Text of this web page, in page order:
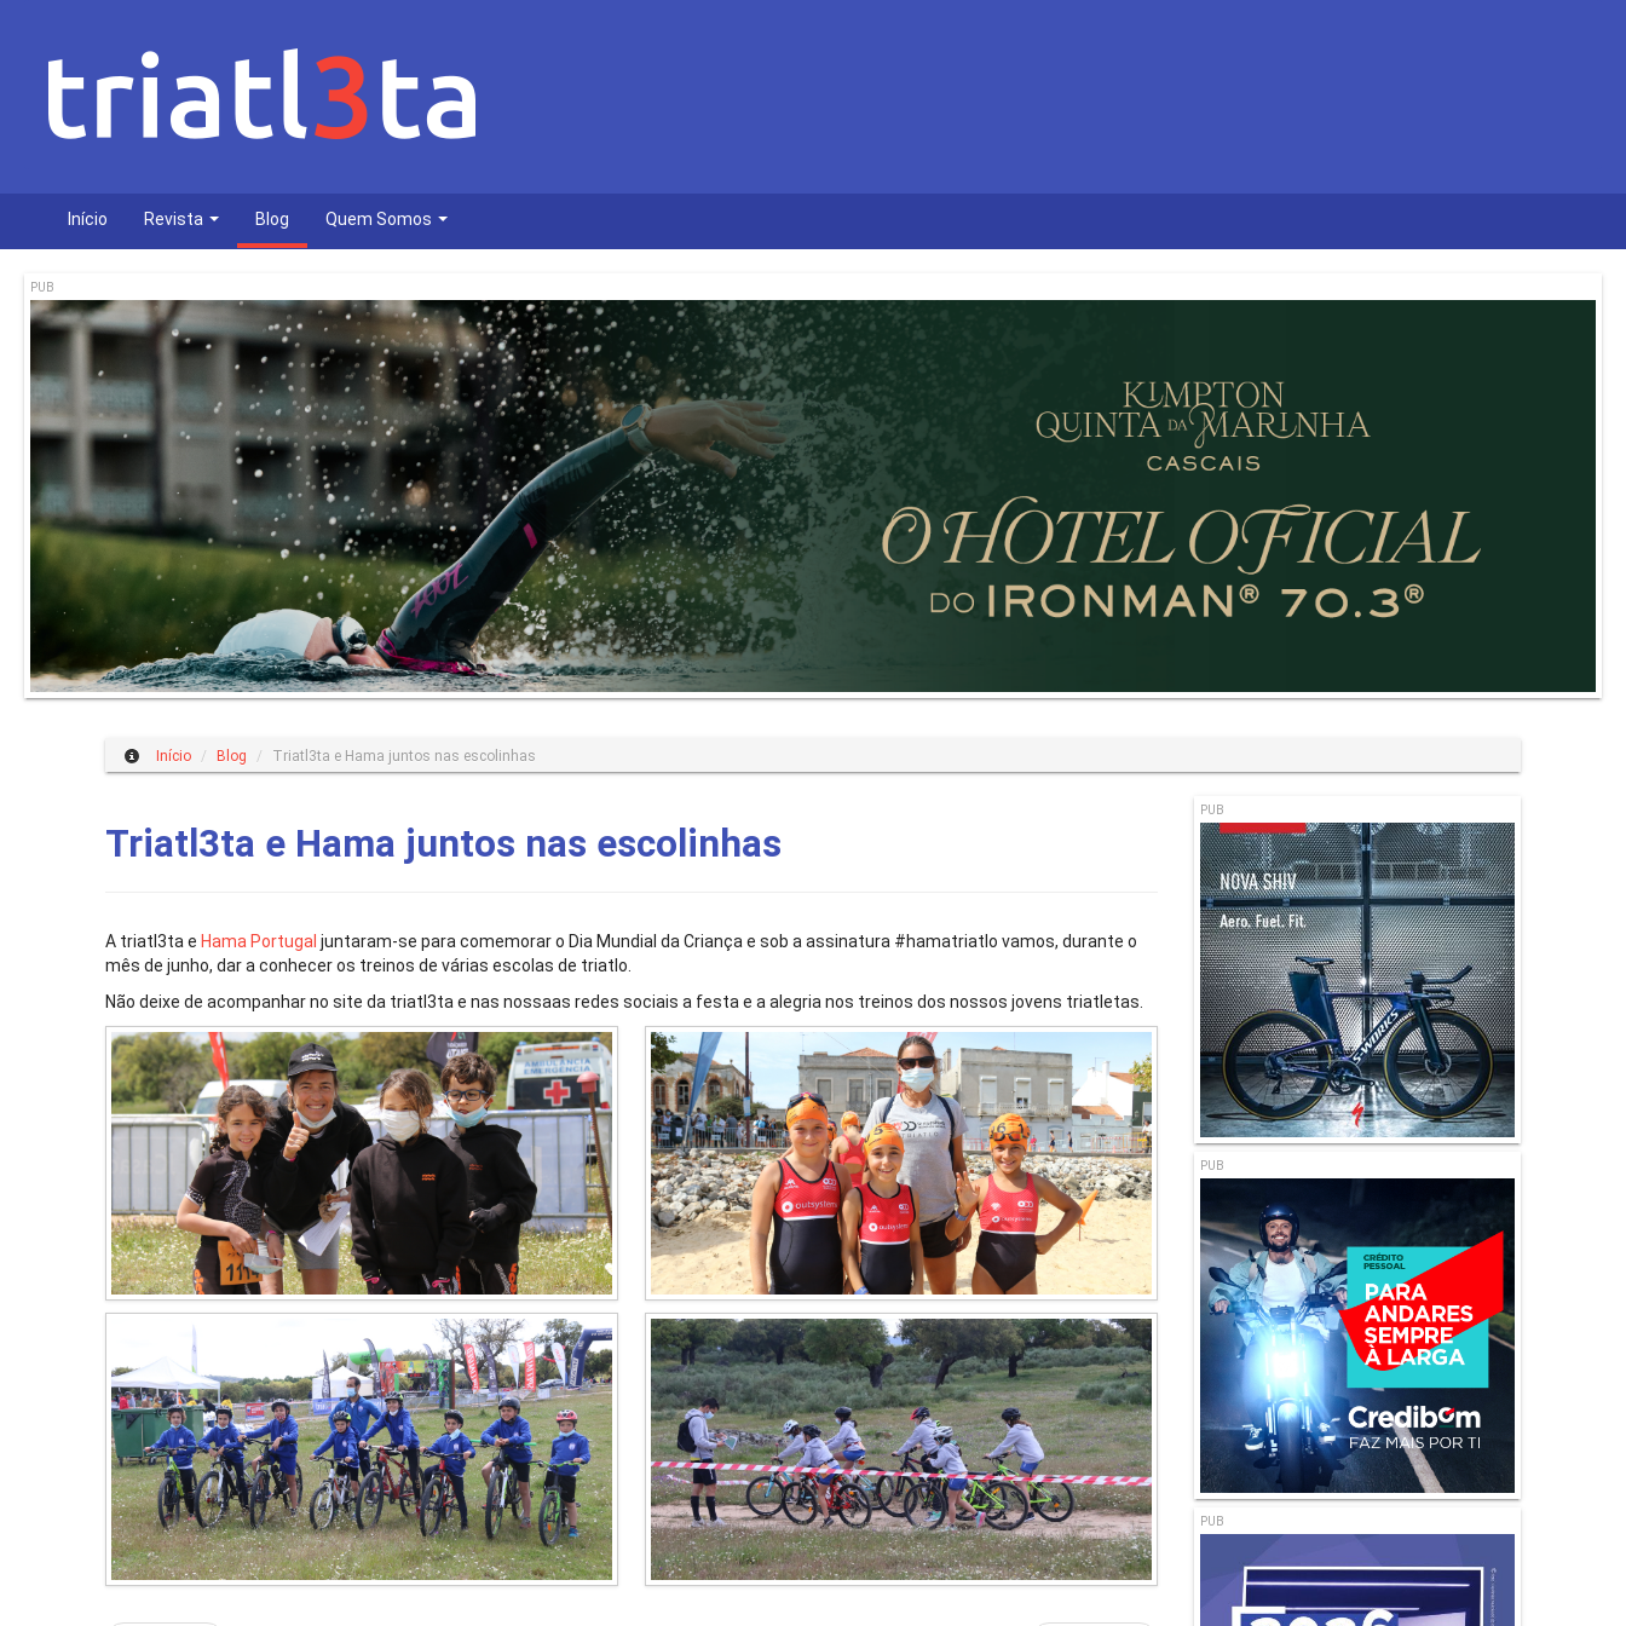
Início Revista Blog Quem Somos
PUB
Início / Blog / Triatl3ta e Hama juntos nas escolinhas
Triatl3ta e Hama juntos nas escolinhas
A triatl3ta e Hama Portugal juntaram-se para comemorar o Dia Mundial da Criança e sob a assinatura #hamatriatlo vamos, durante o
mês de junho, dar a conhecer os treinos de várias escolas de triatlo.
Não deixe de acompanhar no site da triatl3ta e nas nossaas redes sociais a festa e a alegria nos treinos dos nossos jovens triatletas.
PUB
PUB
PUB